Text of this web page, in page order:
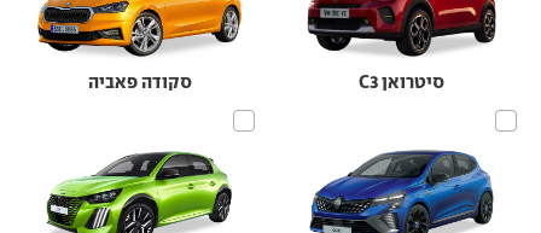
סיטרואן C3 סקודה פאביה